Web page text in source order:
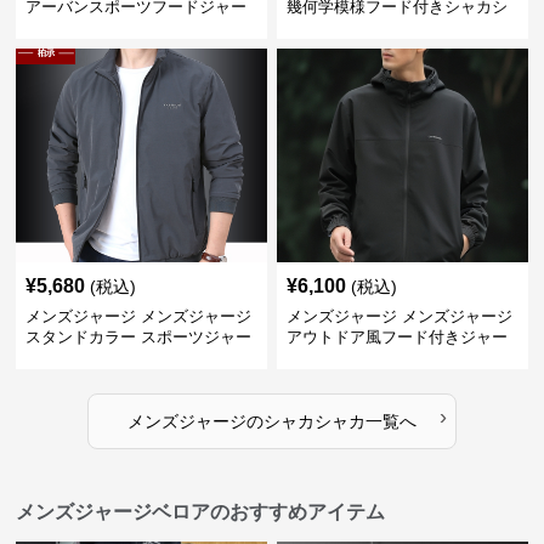
アーバンスポーツフードジャー
幾何学模様フード付きシャカシ
¥5,680 (税込)
メンズジャージ メンズジャージ
スタンドカラー スポーツジャー
¥6,100 (税込)
メンズジャージ メンズジャージ
アウトドア風フード付きジャー
メンズジャージのシャカシャカ一覧へ ›
メンズジャージベロアのおすすめアイテム